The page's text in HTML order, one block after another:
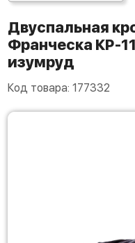
Двуспальная кровать 140х200
Франческа КР-
изумруд
Код товара: 177332